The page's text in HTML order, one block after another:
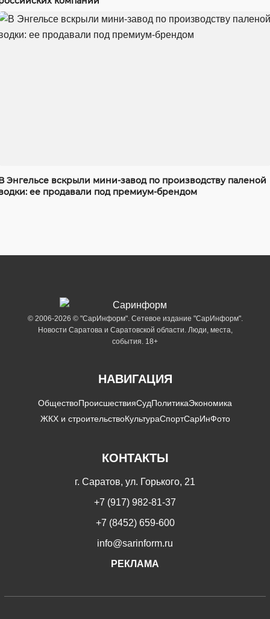
Энгельсе вскрыли мини-завод по производству паленой
ее продавали под премиум-брендом
© 2006-2026 © "СарИнформ". Сетевое издание "СарИнформ".
Новости Саратова и Саратовской области. Люди, места,
события. 18+
НАВИГАЦИЯ
ОбществоПроисшествияСудПолитикаЭкономика
ЖКХ и строительствоКультураСпортСарИнФото
КОНТАКТЫ
г. Саратов, ул. Горького, 21
+7 (917) 982-81-37
+7 (8452) 659-600
info@sarinform.ru
РЕКЛАМА